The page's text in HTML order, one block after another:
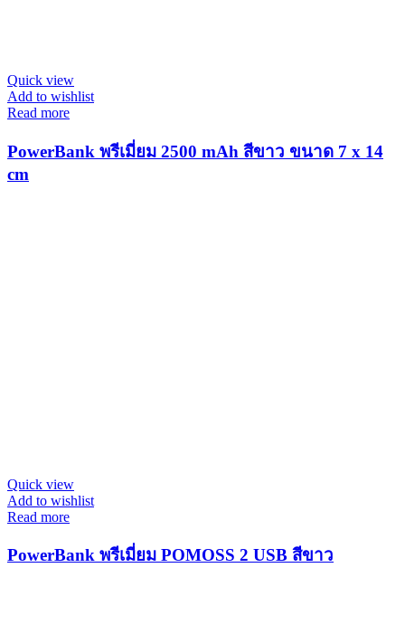
Quick view
Add to wishlist
Read more
PowerBank พรีเมี่ยม 2500 mAh สีขาว ขนาด 7 x 14
cm
Quick view
Add to wishlist
Read more
PowerBank พรีเมี่ยม POMOSS 2 USB สีขาว